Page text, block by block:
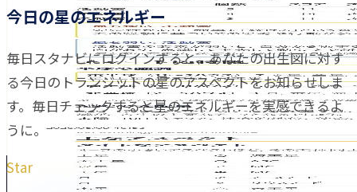
今日の星のエネルギー
毎日スタナビにログインすると、あなたの出生図に対す
る今日のトランジットの星のアスペクトをお知らせしま
す。毎日チェックすると星のエネルギーを実感できるよ
うに。
Star Navigator